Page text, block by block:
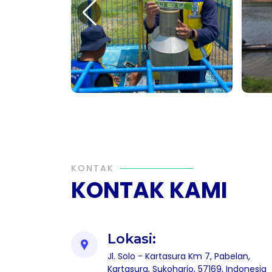
KONTAK
KONTAK KAMI
Lokasi:
Jl. Solo - Kartasura Km 7, Pabelan,
Kartasura, Sukoharjo, 57169, Indonesia